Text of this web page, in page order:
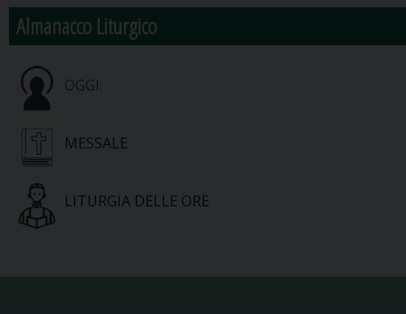
Almanacco Liturgico
OGGI:
MESSALE
LITURGIA DELLE ORE